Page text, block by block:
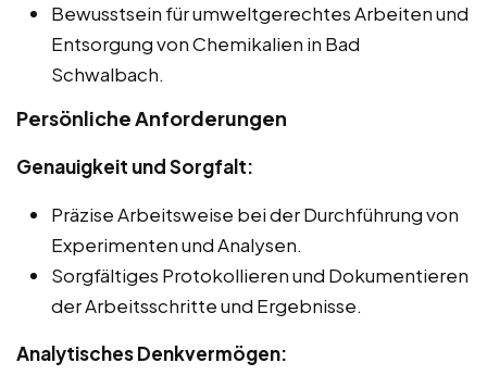
Bewusstsein für umweltgerechtes Arbeiten und
Entsorgung von Chemikalien in Bad
Schwalbach.
Persönliche Anforderungen
Genauigkeit und Sorgfalt:
Präzise Arbeitsweise bei der Durchführung von
Experimenten und Analysen.
Sorgfältiges Protokollieren und Dokumentieren
der Arbeitsschritte und Ergebnisse.
Analytisches Denkvermögen: